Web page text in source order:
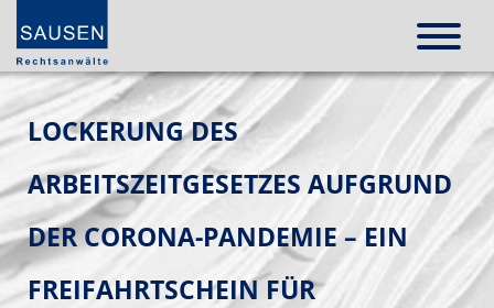
LOCKERUNG DES
ARBEITSZEITGESETZES AUFGRUND
DER CORONA-PANDEMIE – EIN
FREIFAHRTSCHEIN FÜR